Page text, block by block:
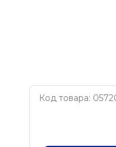
Код товара: